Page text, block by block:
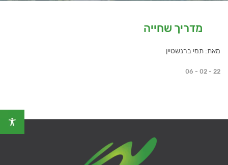
מדריך שחייה
מאת: תמי ברנשטיין
06 - 02 - 22